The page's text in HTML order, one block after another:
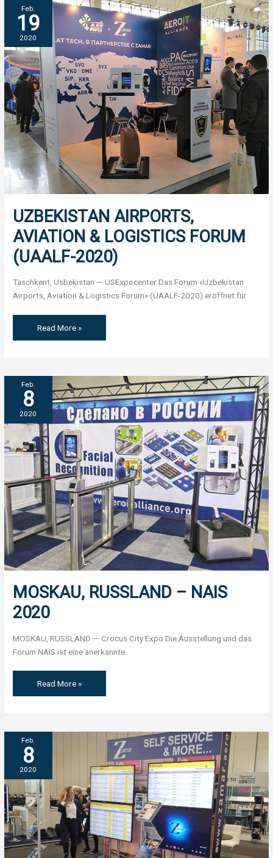
Feb.
19
2020
UZBEKISTAN AIRPORTS,
AVIATION & LOGISTICS FORUM
(UAALF-2020)
Taschkent, Usbekistan — USExpocenter Das Forum «Uzbekistan
Airports, Aviation & Logistics Forum» (UAALF-2020) eröffnet für
UZBEKISTAN
AIRPORTS,
AVIATION
&
LOGISTICS
FORUM
(UAALF-
2020)
Read More »
Feb.
8
2020
MOSKAU, RUSSLAND – NAIS
2020
MOSKAU, RUSSLAND — Crocus City Expo Die Ausstellung und das
Forum NAIS ist eine anerkannte
MOSKAU,
RUSSLAND
NAIS
2020
Read More »
Feb.
8
2020
PTE
2019